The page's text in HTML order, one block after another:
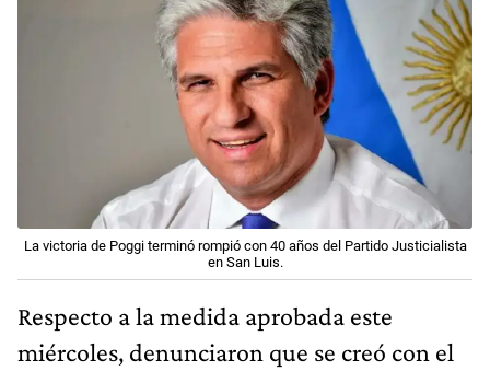
La victoria de Poggi terminó rompió con 40 años del Partido Justicialista
en San Luis.
Respecto a la medida aprobada este
miércoles, denunciaron que se creó con el